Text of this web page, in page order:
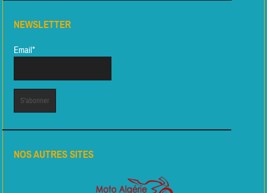
NEWSLETTER
Email*
NOS AUTRES SITES